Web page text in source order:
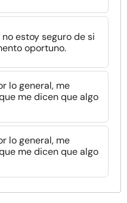
estoy seguro de si
oportuno.
lo general, me
me dicen que algo
lo general, me
me dicen que algo